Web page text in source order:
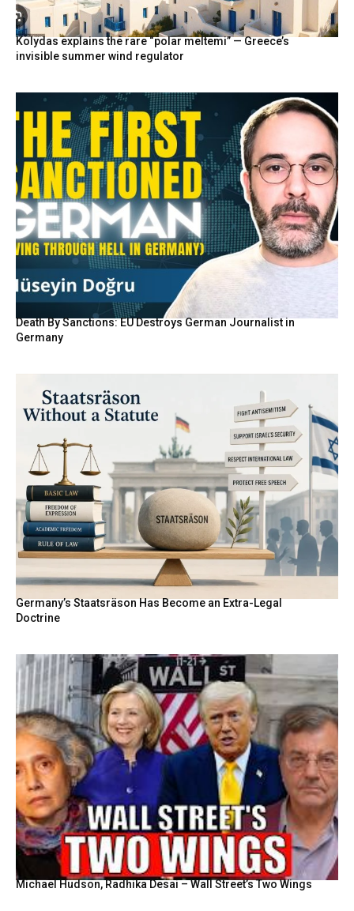
Kolydas explains the rare “polar meltemi” — Greece’s
invisible summer wind regulator
Death By Sanctions: EU Destroys German Journalist in
Germany
Germany’s Staatsräson Has Become an Extra-Legal
Doctrine
Michael Hudson, Radhika Desai – Wall Street’s Two Wings